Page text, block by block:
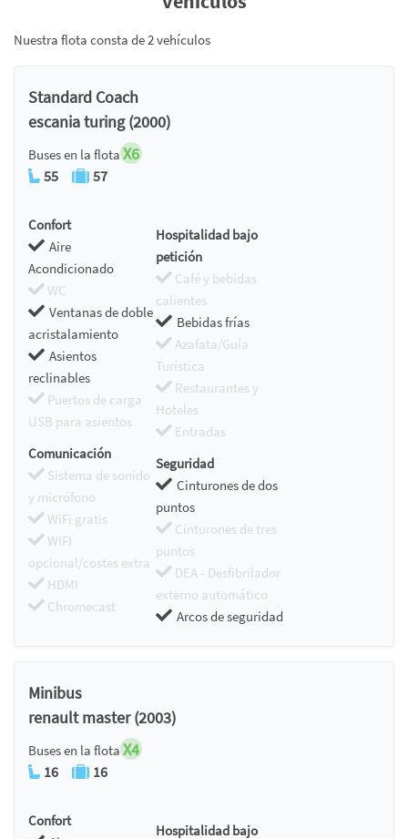
Nuestra flota consta de 2 vehículos
Standard Coach
escania turing (2000)
Buses en la flota X6
55 57
Confort
Aire
Acondicionado
WC
Ventanas de doble
acristalamiento
Asientos
reclinables
Puertos de carga
USB para asientos
Hospitalidad bajo
petición
Café y bebidas
calientes
Bebidas frías
Azafata/Guía
Turística
Restaurantes y
Hoteles
Entradas
Comunicación
Sistema de sonido
y micrófono
WiFi gratis
WIFI
opcional/costes extra
HDMI
Chromecast
Seguridad
Cinturones de dos
puntos
Cinturones de tres
puntos
DEA - Desfibrilador
externo automático
Arcos de seguridad
Minibus
renault master (2003)
Buses en la flota X4
16 16
Confort
Hospitalidad bajo